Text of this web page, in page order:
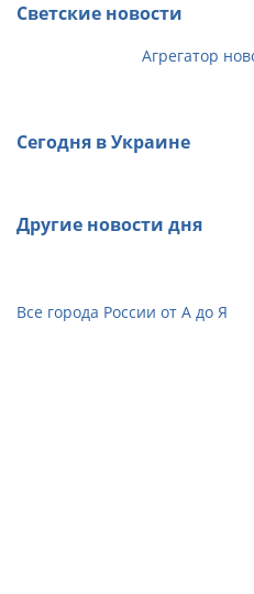
Светские новости
Агрегатор
Сегодня в Украине
Другие новости дня
Все города России от А до Я